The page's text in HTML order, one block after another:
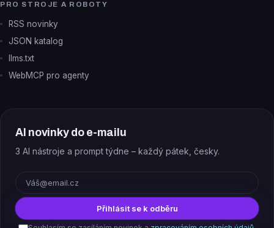
PRO STROJE A ROBOTY
RSS novinky
JSON katalog
llms.txt
WebMCP pro agenty
AI novinky do e-mailu
3 AI nástroje a prompt týdne – každý pátek, česky.
Přihlásit se k odběru